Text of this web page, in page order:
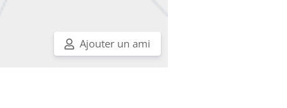
Ajouter un ami